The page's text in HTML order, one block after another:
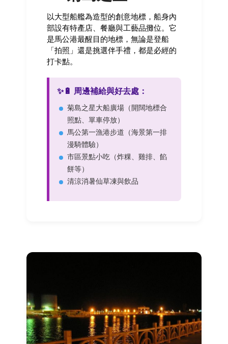
以大型船艦為造型的創意地標，船身內
部設有特產店、餐廳與工藝品攤位。它
是馬公港最醒目的地標，無論是登船
「拍照」還是挑選伴手禮，都是必經的
打卡點。
✨🔋 周邊補給與好去處：
菊島之星大船廣場（開闊地標合
照點、單車停放）
馬公第一漁港步道（海景第一排
漫騎體驗）
市區景點小吃（炸粿、雞排、餡
餅等）
清涼消暑仙草凍與飲品